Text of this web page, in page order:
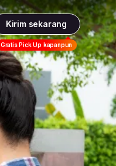
Kirim sekarang
Gratis Pick Up kapanpun